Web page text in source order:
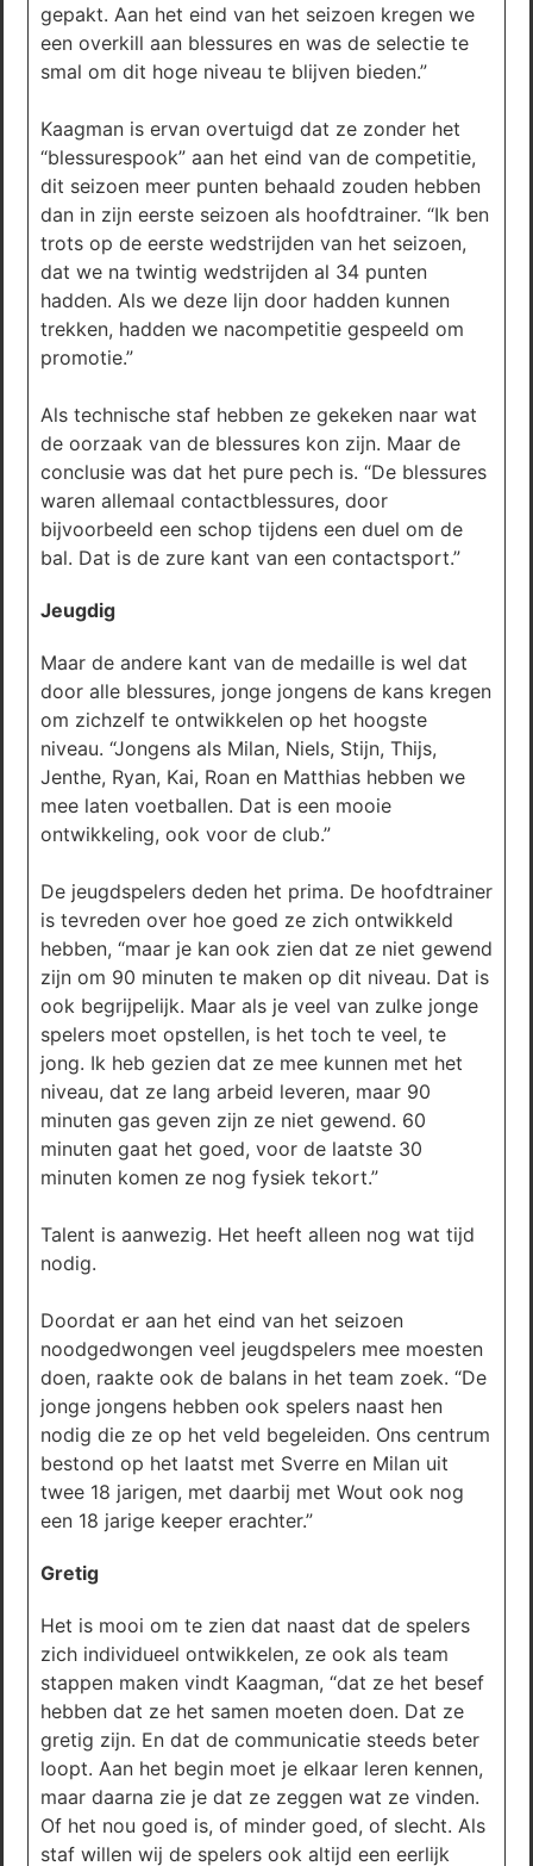
gepakt. Aan het eind van het seizoen kregen we
een overkill aan blessures en was de selectie te
smal om dit hoge niveau te blijven bieden.”
Kaagman is ervan overtuigd dat ze zonder het
“blessurespook” aan het eind van de competitie,
dit seizoen meer punten behaald zouden hebben
dan in zijn eerste seizoen als hoofdtrainer. “Ik ben
trots op de eerste wedstrijden van het seizoen,
dat we na twintig wedstrijden al 34 punten
hadden. Als we deze lijn door hadden kunnen
trekken, hadden we nacompetitie gespeeld om
promotie.”
Als technische staf hebben ze gekeken naar wat
de oorzaak van de blessures kon zijn. Maar de
conclusie was dat het pure pech is. “De blessures
waren allemaal contactblessures, door
bijvoorbeeld een schop tijdens een duel om de
bal. Dat is de zure kant van een contactsport.”
Jeugdig
Maar de andere kant van de medaille is wel dat
door alle blessures, jonge jongens de kans kregen
om zichzelf te ontwikkelen op het hoogste
niveau. “Jongens als Milan, Niels, Stijn, Thijs,
Jenthe, Ryan, Kai, Roan en Matthias hebben we
mee laten voetballen. Dat is een mooie
ontwikkeling, ook voor de club.”
De jeugdspelers deden het prima. De hoofdtrainer
is tevreden over hoe goed ze zich ontwikkeld
hebben, “maar je kan ook zien dat ze niet gewend
zijn om 90 minuten te maken op dit niveau. Dat is
ook begrijpelijk. Maar als je veel van zulke jonge
spelers moet opstellen, is het toch te veel, te
jong. Ik heb gezien dat ze mee kunnen met het
niveau, dat ze lang arbeid leveren, maar 90
minuten gas geven zijn ze niet gewend. 60
minuten gaat het goed, voor de laatste 30
minuten komen ze nog fysiek tekort.”
Talent is aanwezig. Het heeft alleen nog wat tijd
nodig.
Doordat er aan het eind van het seizoen
noodgedwongen veel jeugdspelers mee moesten
doen, raakte ook de balans in het team zoek. “De
jonge jongens hebben ook spelers naast hen
nodig die ze op het veld begeleiden. Ons centrum
bestond op het laatst met Sverre en Milan uit
twee 18 jarigen, met daarbij met Wout ook nog
een 18 jarige keeper erachter.”
Gretig
Het is mooi om te zien dat naast dat de spelers
zich individueel ontwikkelen, ze ook als team
stappen maken vindt Kaagman, “dat ze het besef
hebben dat ze het samen moeten doen. Dat ze
gretig zijn. En dat de communicatie steeds beter
loopt. Aan het begin moet je elkaar leren kennen,
maar daarna zie je dat ze zeggen wat ze vinden.
Of het nou goed is, of minder goed, of slecht. Als
staf willen wij de spelers ook altijd een eerlijk